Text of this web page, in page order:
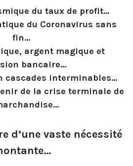
du taux de profit…
du Coronavirus sans
fin…
argent magique et
bancaire…
cascades interminables…
de la crise terminale de
d’une vaste nécessité